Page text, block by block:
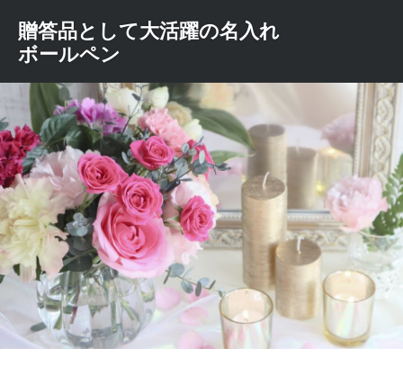
ン
へ
ス
キ
ッ
プ
贈答品として大活躍の名入れ
ボールペン